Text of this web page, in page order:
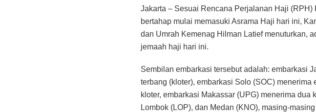
Jakarta – Sesuai Rencana Perjalanan Haji
bertahap mulai memasuki Asrama Haji hari ini,
dan Umrah Kemenag Hilman Latief menuturkan,
jemaah haji hari ini.
Sembilan embarkasi tersebut adalah: embarkasi
terbang (kloter), embarkasi Solo (SOC)
kloter, embarkasi Makassar (UPG) menerima
Lombok (LOP), dan Medan (KNO), masing-